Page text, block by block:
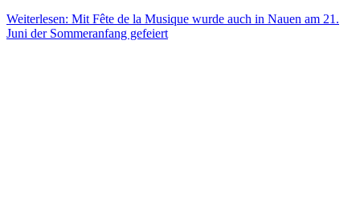
Weiterlesen: Mit Fête de la Musique wurde auch in Nauen am 21.
Juni der Sommeranfang gefeiert